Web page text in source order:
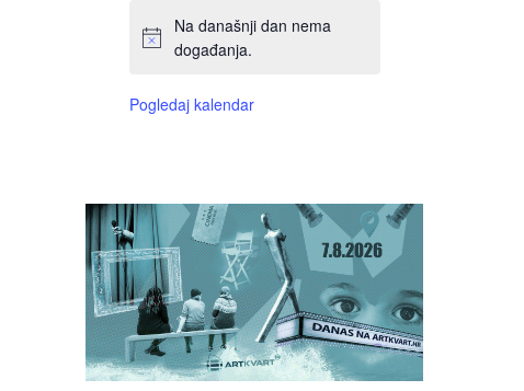
Na današnji dan nema
događanja.
Pogledaj kalendar